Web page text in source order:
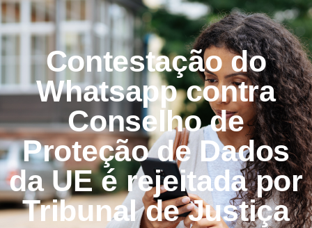
Contestação do
Whatsapp contra
Conselho de
Proteção de Dados
da UE é rejeitada por
Tribunal de Justiça